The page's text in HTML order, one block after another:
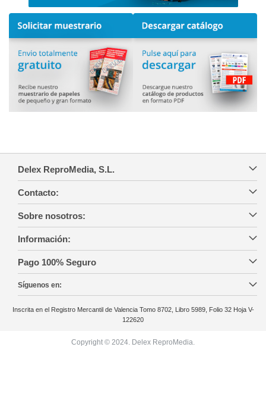
Delex ReproMedia, S.L.
Contacto:
Sobre nosotros:
Información:
Pago 100% Seguro
Síguenos en:
Inscrita en el Registro Mercantil de Valencia Tomo 8702, Libro 5989, Folio 32 Hoja V-
122620
Copyright © 2024. Delex ReproMedia.